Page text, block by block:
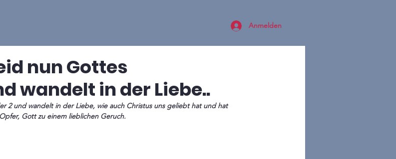
Anmelden
nun Gottes
wandelt in der Liebe..
2 und wandelt in der Liebe, wie auch Christus uns geliebt hat und hat
Gott zu einem lieblichen Geruch.